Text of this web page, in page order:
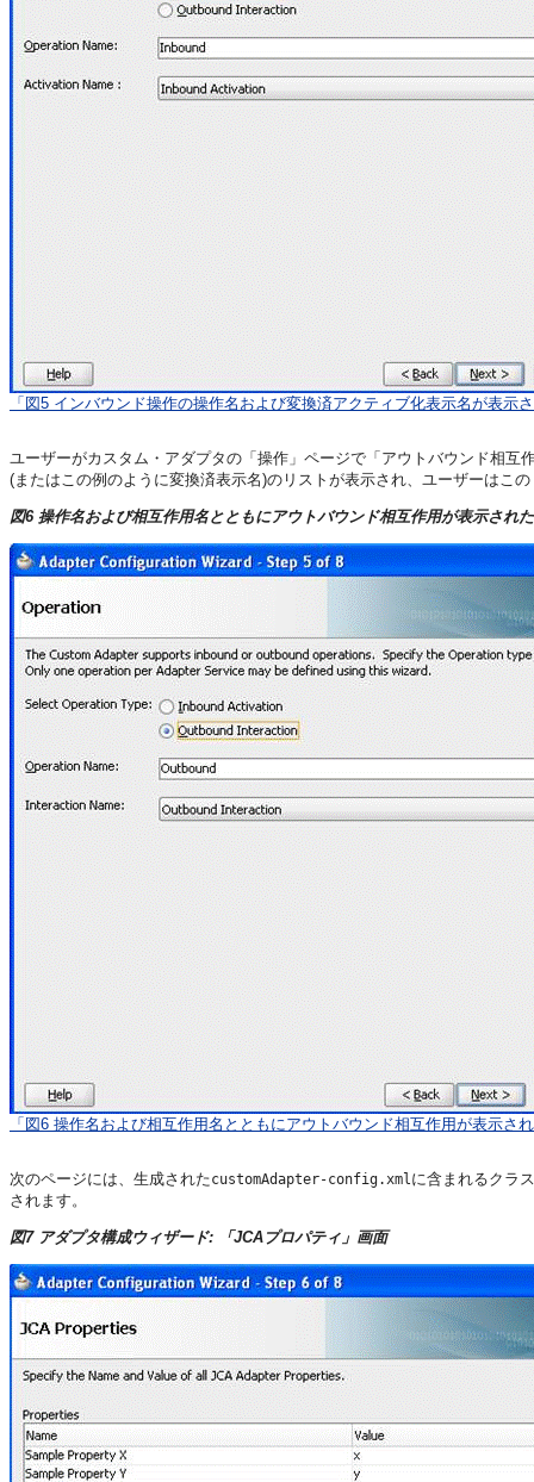
「図5 インバウンド操作の操作名および変換済アクティブ化表示名が表示
ユーザーがカスタム・アダプタの「操作」ページで「アウトバウンド相互
(またはこの例のように変換済表示名)のリストが表示され、ユーザーはこ
図6 操作名および相互作用名とともにアウトバウンド相互作用が表示され
「図6 操作名および相互作用名とともにアウトバウンド相互作用が表示さ
次のページには、生成されたcustomAdapter-config.xml に含まれるクラ
されます。
図7 アダプタ構成ウィザード: 「JCAプロパティ」画面